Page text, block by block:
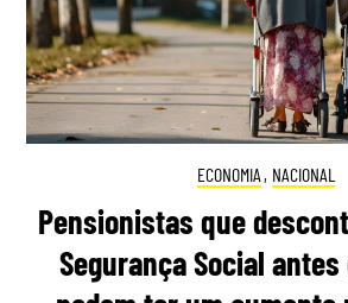
ECONOMIA , NACIONAL
Pensionistas que
Segurança Social